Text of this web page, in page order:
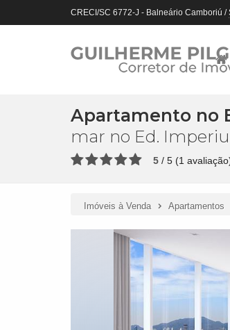
CRECI/SC 6772-J - Balneário Camboriú /
Apartamento no
mar no Ed.
5 / 5 (1
Imóveis à Venda Apartamentos